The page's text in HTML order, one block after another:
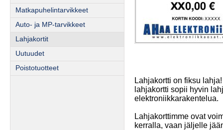
Matkapuhelintarvikkeet
Auto- ja MP-tarvikkeet
Lahjakortit
Uutuudet
Poistotuotteet
Lahjakortti on fiksu
lahjakortti sopii hyvin
elektroniikkarakentelua.
Lahjakorttimme ovat
kerralla, vaan jäljelle